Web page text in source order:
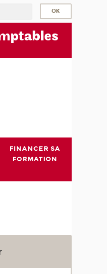
ptables
FINANCER SA
FORMATION